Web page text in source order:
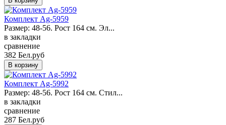
Комплект Ag-5959
Размер: 48-56. Рост 164 см. Эл...
в закладки
сравнение
382 Бел.руб
Комплект Ag-5992
Размер: 48-56. Рост 164 см. Стил...
в закладки
сравнение
287 Бел.руб